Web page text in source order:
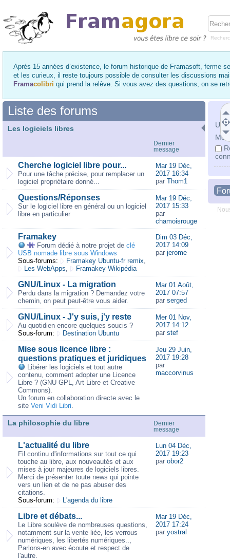
Après 15 années d’existence, le forum historique de Framasoft, ferme
et les curieux, il reste toujours possible de consulter les discussions
Framacolibri qui prend la relève. Si vous avez des questions, on se
Mot
Liste des forums
Les logiciels libres
Dernier
message
Cherche logiciel libre pour...
Pour une tâche précise, pour remplacer un
logiciel propriétaire donné...
Mar 19 Déc,
2017 16:34
par Thom1
Questions/Réponses
Sur le logiciel libre en général ou un logiciel
libre en particulier
Mar 19 Déc,
2017 15:33
par
chamoisrouge
Framakey
Forum dédié à notre projet de clé
USB nomade libre sous Windows
Sous-forums:
Framakey Ubuntu-fr remix,
Les WebApps, Framakey Wikipédia
Dim 03 Déc,
2017 14:09
par jerome
GNU/Linux - La migration
Perdu dans la migration ? Demandez votre
chemin, on peut peut-être vous aider.
Mar 01 Août,
2017 07:57
par serged
GNU/Linux - J'y suis, j'y reste
Au quotidien encore quelques soucis ?
Sous-forum:
Destination Ubuntu
Mer 01 Nov,
2017 14:12
par stef
Mise sous licence libre :
questions pratiques et juridiques
Libérer les logiciels et tout autre
contenu, comment adopter une Licence
Libre ? (GNU GPL, Art Libre et Creative
Commons).
Un forum en collaboration directe avec le
site Veni Vidi Libri.
Jeu 29 Juin,
2017 19:28
par
maccorvinus
La philosophie du libre
Dernier
message
L'actualité du libre
Fil continu d'informations sur tout ce qui
touche au libre, aux nouveautés et aux
mises à jour majeures de logiciels libres.
Merci de présenter toute news qui pointe
vers un lien et de ne pas abuser des
citations.
Sous-forum:
L'agenda du libre
Lun 04 Déc,
2017 19:23
par obor2
Libre et débats...
Le Libre soulève de nombreuses questions,
notamment sur la vente liée, les verrous
numériques, les libertés numériques..,
Parlons-en avec écoute et respect de
l'autre.
Mar 19 Déc,
2017 17:24
par yostral